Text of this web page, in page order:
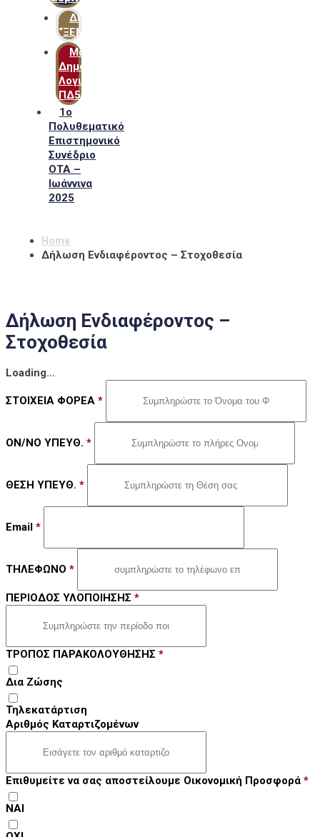
Δίκτυο
“ΞΕΝΟΦΩΝ”
Μακροχρόνιο
Δημόσιο
Λογιστικό
ΠΔ54
1ο
Πολυθεματικό
Επιστημονικό
Συνέδριο
ΟΤΑ –
Ιωάννινα
2025
Home
Δήλωση Ενδιαφέροντος – Στοχοθεσία
Δήλωση Ενδιαφέροντος –
Στοχοθεσία
Loading...
ΣΤΟΙΧΕΙΑ ΦΟΡΕΑ *
ΟΝ/ΝΟ ΥΠΕΥΘ. *
ΘΕΣΗ ΥΠΕΥΘ. *
Email *
ΤΗΛΕΦΩΝΟ *
ΠΕΡΙΟΔΟΣ ΥΛΟΠΟΙΗΣΗΣ *
ΤΡΟΠΟΣ ΠΑΡΑΚΟΛΟΥΘΗΣΗΣ *
Δια Ζώσης
Τηλεκατάρτιση
Αριθμός Καταρτιζομένων
Επιθυμείτε να σας αποστείλουμε Οικονομική Προσφορά *
ΝΑΙ